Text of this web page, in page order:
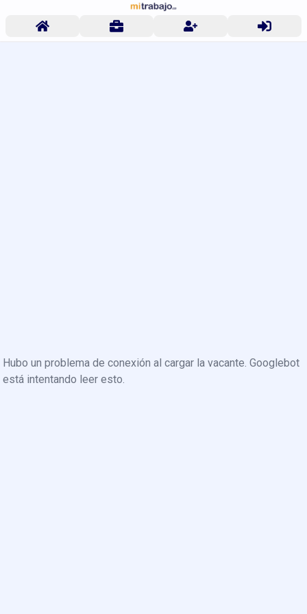
Hubo un problema de conexión al cargar la vacante. Googlebot
está intentando leer esto.